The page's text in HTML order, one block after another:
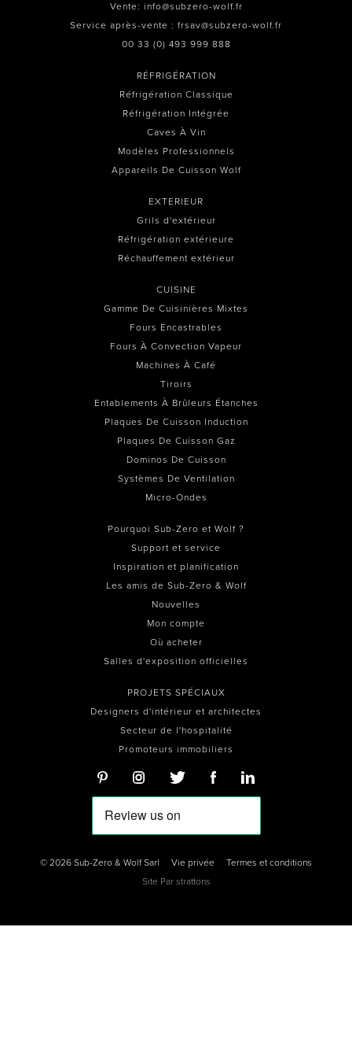
Vente: info@subzero-wolf.fr
Service après-vente : frsav@subzero-wolf.fr
00 33 (0) 493 999 888
RÉFRIGÉRATION
Réfrigération Classique
Réfrigération Intégrée
Caves À Vin
Modèles Professionnels
Appareils De Cuisson Wolf
EXTERIEUR
Grils d'extérieur
Réfrigération extérieure
Réchauffement extérieur
CUISINE
Gamme De Cuisinières Mixtes
Fours Encastrables
Fours À Convection Vapeur
Machines À Café
Tiroirs
Entablements À Brûleurs Étanches
Plaques De Cuisson Induction
Plaques De Cuisson Gaz
Dominos De Cuisson
Systèmes De Ventilation
Micro-Ondes
Pourquoi Sub-Zero et Wolf ?
Support et service
Inspiration et planification
Les amis de Sub-Zero & Wolf
Nouvelles
Mon compte
Où acheter
Salles d'exposition officielles
PROJETS SPÉCIAUX
Designers d'intérieur et architectes
Secteur de l'hospitalité
Promoteurs immobiliers
© 2026 Sub-Zero & Wolf Sarl Vie privée
Termes et conditions
Site Par strattons